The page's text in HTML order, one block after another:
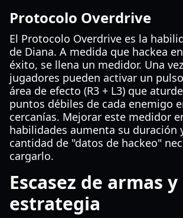
Protocolo Overdrive
El Protocolo Overdrive es la
de Diana. A medida que hackea
éxito, se llena un medidor. Una
jugadores pueden activar un
área de efecto (R3 + L3) que
puntos débiles de cada enemigo
cercanías. Mejorar este medidor
habilidades aumenta su duración
cantidad de "datos de hackeo"
cargarlo.
Escasez de armas y
estrategia